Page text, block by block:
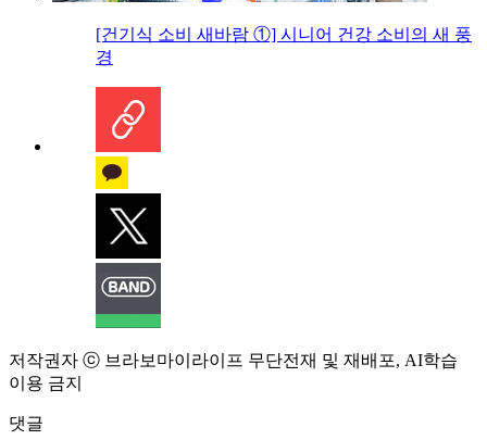
[건기식 소비 새바람 ①] 시니어 건강 소비의 새 풍
경
저작권자 ⓒ 브라보마이라이프 무단전재 및 재배포, AI학습
이용 금지
댓글